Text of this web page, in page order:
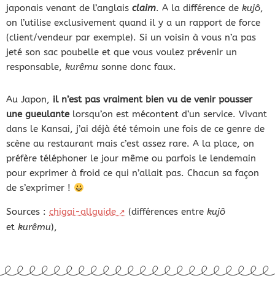
japonais venant de l’anglais claim. A la différence de kujô,
on l’utilise exclusivement quand il y a un rapport de force
(client/vendeur par exemple). Si un voisin à vous n’a pas
jeté son sac poubelle et que vous voulez prévenir un
responsable, kurêmu sonne donc faux.
Au Japon, il n’est pas vraiment bien vu de venir pousser
une gueulantelorsqu’on est mécontent d’un service. Vivant
dans le Kansai, j’ai déjà été témoin une fois de ce genre de
scène au restaurant mais c’est assez rare. A la place, on
préfère téléphoner le jour même ou parfois le lendemain
pour exprimer à froid ce qui n’allait pas. Chacun sa façon
de s’exprimer !
Sources : chigai-allguide (différences entre kujô
et kurêmu),